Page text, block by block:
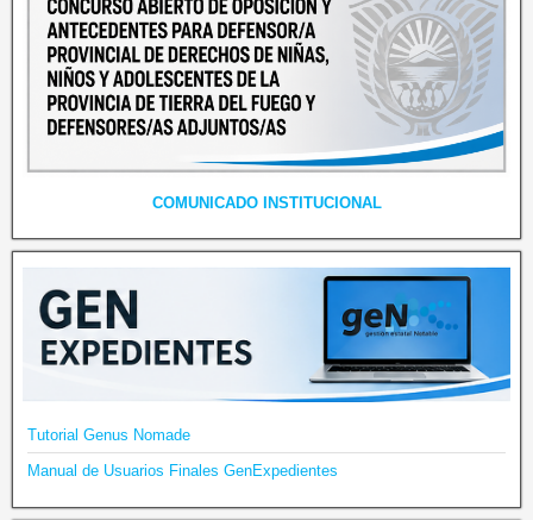
COMUNICADO INSTITUCIONAL
Tutorial Genus Nomade
Manual de Usuarios Finales GenExpedientes